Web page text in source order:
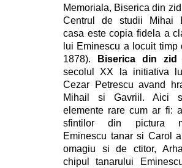
Memoriala, Biserica din
Centrul de studii Mihai
casa este copia fidela a
lui Eminescu a locuit
1878).
Biserica din zid
secolul XX la initiativa
Cezar Petrescu avand
Mihail si Gavriil. Aici
elemente rare cum ar fi:
sfintilor din pictura
Eminescu tanar si Carol
omagiu si de ctitor,
chipul tanarului